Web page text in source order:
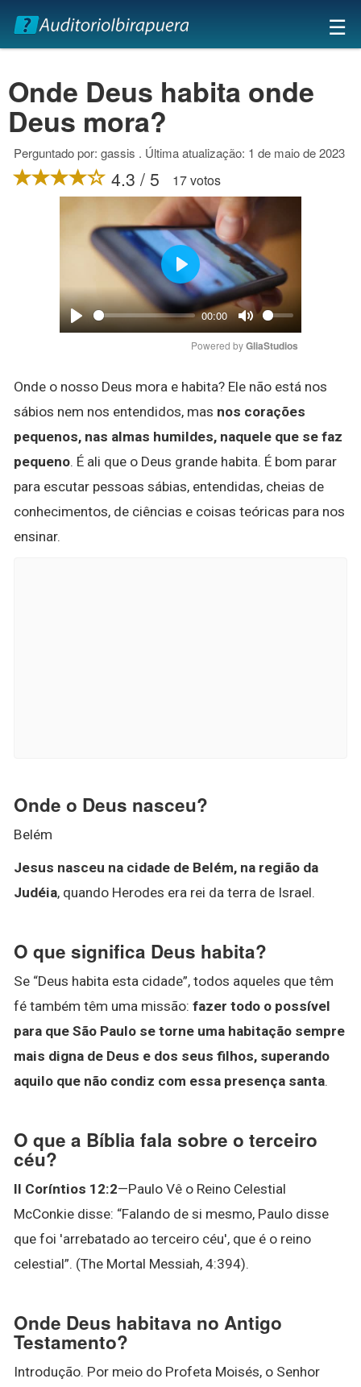
×
☰
Onde Deus habita onde
Deus mora?
Perguntado por: gassis . Última atualização: 1 de maio de 2023
4.3 / 5 17 votos
Play
00:00
Mute
Play
Powered by GliaStudios
Onde o nosso Deus mora e habita? Ele não está nos
sábios nem nos entendidos, mas nos corações
pequenos, nas almas humildes, naquele que se faz
pequeno. É ali que o Deus grande habita. É bom parar
para escutar pessoas sábias, entendidas, cheias de
conhecimentos, de ciências e coisas teóricas para nos
ensinar.
Onde o Deus nasceu?
Belém
Jesus nasceu na cidade de Belém, na região da
Judéia, quando Herodes era rei da terra de Israel.
O que significa Deus habita?
Se “Deus habita esta cidade”, todos aqueles que têm
fé também têm uma missão: fazer todo o possível
para que São Paulo se torne uma habitação sempre
mais digna de Deus e dos seus filhos, superando
aquilo que não condiz com essa presença santa.
O que a Bíblia fala sobre o terceiro
céu?
II Coríntios 12:2—Paulo Vê o Reino Celestial
McConkie disse: “Falando de si mesmo, Paulo disse
que foi 'arrebatado ao terceiro céu', que é o reino
celestial”. (The Mortal Messiah, 4:394).
Onde Deus habitava no Antigo
Testamento?
Introdução. Por meio do Profeta Moisés, o Senhor